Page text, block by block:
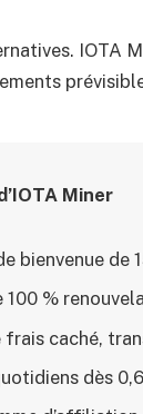
IOTA
Miner
bienvenue de
100 %
frais caché,
dès